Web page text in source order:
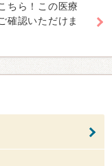
ちら！この医療
確認いただけま